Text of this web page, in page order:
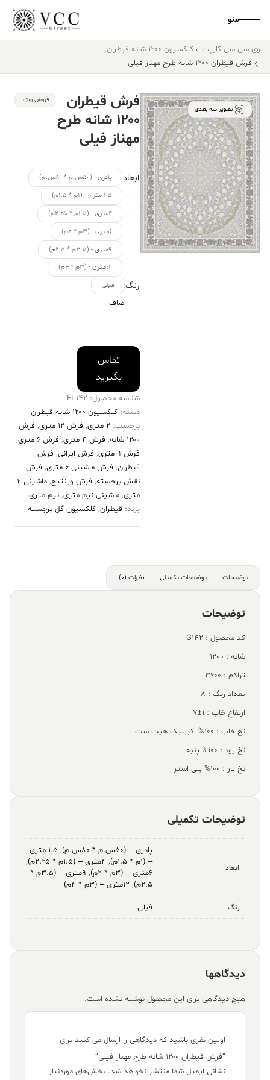
منو
وی سی سی کارپت
کلکسیون ۱۲۰۰ شانه قیطران
فرش قیطران ۱۲۰۰ شانه طرح مهناز فیلی
تصویر سه بعدی
فرش قیطران
۱۲۰۰ شانه طرح
مهناز فیلی
فروش ویژه!
ابعاد
پادری - (۵۰س.م * ۸۰س.م)
۱.۵ متری - (۱م * ۱.۵م)
۴متری - (۱.۵م * ۲.۲۵م)
۶متری - (۳م * ۲م)
۹متری - (۳.۵م * ۲.۵م)
۱۲متری - (۳م * ۴م)
رنگ فیلی
صاف
تماس
بگیرید
شناسه محصول: 142 FI
دسته: کلکسیون ۱۲۰۰ شانه قیطران
برچسب: 2 متری , فرش 12 متری , فرش
۱۲۰۰ شانه
, فرش 4 متری , فرش 6 متری
,
فرش 9 متری
, فرش ایرانی, فرش
قیطران, فرش ماشینی 6 متری , فرش
نقش برجسته, فرش وینتیج,
ماشینی 2
متری, ماشینی نیم متری, نیم متری
برند: قیطران, کلکسیون گل برجسته
توضیحات توضیحات تکمیلی نظرات (0)
توضیحات
کد محصول : G142
شانه : 1200
تراکم : 3600
تعداد رنگ : 8
ارتفاع خاب : 1±7
نخ خاب : 100% اکریلیک هیت ست
نخ پود : 100% پنبه
نخ تار : 100% پلی استر
توضیحات تکمیلی
ابعاد
پادری – (۵۰س.م * ۸۰س.م) ,
۱.۵ متری
– (۱م * ۱.۵م)
, ۴متری – (۱.۵م * ۲.۲۵م)
,
۶متری – (۳م * ۲م)
,
۹متری – (۳.۵م *
۲.۵م)
, ۱۲متری – (۳م * ۴م)
رنگ فیلی
دیدگاهها
هیچ دیدگاهی برای این محصول نوشته نشده است.
اولین نفری باشید که دیدگاهی را ارسال می کنید برای
“فرش قیطران ۱۲۰۰ شانه طرح مهناز فیلی”
نشانی ایمیل شما منتشر نخواهد شد. بخش‌های موردنیاز